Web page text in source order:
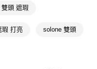
的支付方式。 讓您購物簡單
結帳。
雙頭 遮瑕
瑕 打亮 solone 雙頭